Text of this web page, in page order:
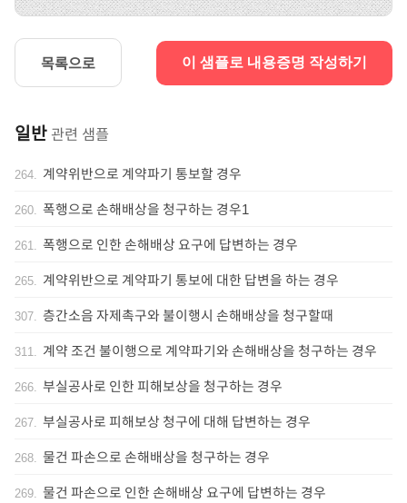
목록으로 이 샘플로 내용증명 작성하기
일반 관련 샘플
264. 계약위반으로 계약파기 통보할 경우
260. 폭행으로 손해배상을 청구하는 경우1
261. 폭행으로 인한 손해배상 요구에 답변하는 경우
265. 계약위반으로 계약파기 통보에 대한 답변을 하는 경우
307. 층간소음 자제촉구와 불이행시 손해배상을 청구할때
311. 계약 조건 불이행으로 계약파기와 손해배상을 청구하는 경우
266. 부실공사로 인한 피해보상을 청구하는 경우
267. 부실공사로 피해보상 청구에 대해 답변하는 경우
268. 물건 파손으로 손해배상을 청구하는 경우
269. 물건 파손으로 인한 손해배상 요구에 답변하는 경우